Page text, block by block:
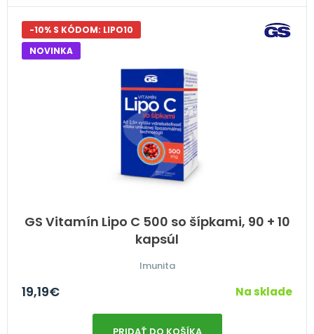
GS Vitamín Lipo C 500 so šípkami, 90 + 10
kapsúl
-10% S KÓDOM: LIPO10
NOVINKA
Imunita
19,19€ Na sklade